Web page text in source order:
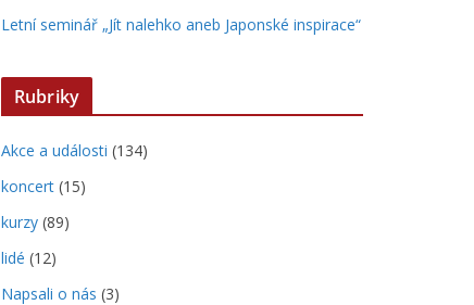
Letní seminář „Jít nalehko aneb Japonské inspirace“
Rubriky
Akce a události (134)
koncert (15)
kurzy (89)
lidé (12)
Napsali o nás (3)